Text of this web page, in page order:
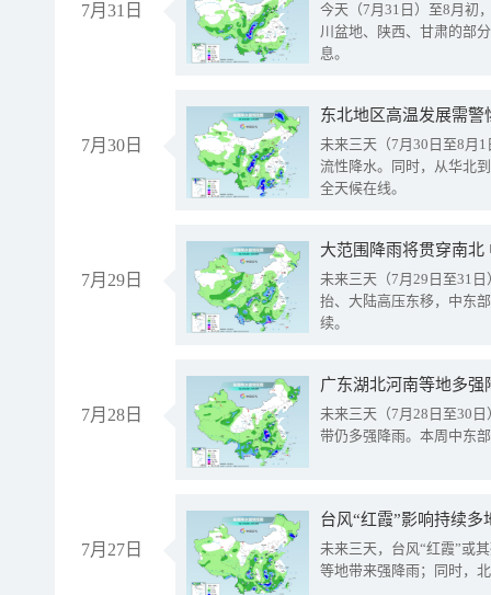
7月31日
今天（7月31日）至8月初
川盆地、陕西、甘肃的部
息。
7月30日
东北地区高温发展需
未来三天（7月30日至8月
流性降水。同时，从华北
全天候在线。
7月29日
大范围降雨将贯穿南
未来三天（7月29日至31
抬、大陆高压东移，中东
续。
7月28日
广东湖北河南等地多
未来三天（7月28日至30
带仍多强降雨。本周中东
7月27日
台风“红霞”影响持续
未来三天，台风“红霞”或
等地带来强降雨；同时，